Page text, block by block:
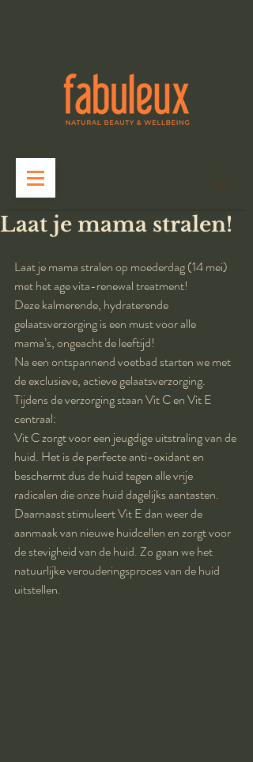
Laat je mama stralen!
Laat je mama stralen op moederdag (14 mei)
met het age vita-renewal treatment!
Deze kalmerende, hydraterende
gelaatsverzorging is een must voor alle
mama’s, ongeacht de leeftijd!
Na een ontspannend voetbad starten we met
de exclusieve, actieve gelaatsverzorging.
Tijdens de verzorging staan Vit C en Vit E
centraal:
Vit C zorgt voor een jeugdige uitstraling van de
huid. Het is de perfecte anti-oxidant en
beschermt dus de huid tegen alle vrije
radicalen die onze huid dagelijks aantasten.
Daarnaast stimuleert Vit E dan weer de
aanmaak van nieuwe huidcellen en zorgt voor
de stevigheid van de huid. Zo gaan we het
natuurlijke verouderingsproces van de huid
uitstellen.